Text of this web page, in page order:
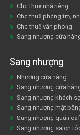
Cho thuê nhà riêng
Cho thuê phòng trọ,
Cho thuê văn phòng
Sang nhượng cửa
Sang nhượng
Nhượng cửa hàng
Sang nhượng cửa
Sang nhượng khách
Sang nhượng mặt
Sang nhượng quán
Sang nhượng salon